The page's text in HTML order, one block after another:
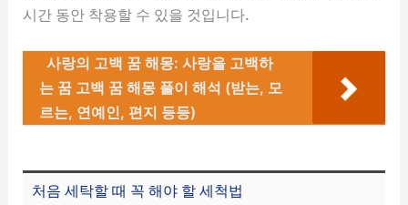
시간 동안 착용할 수 있을 것입니다.
사랑의 고백 꿈 해몽: 사랑을 고백하
는 꿈 고백 꿈 해몽 풀이 해석 (받는, 모
르는, 연예인, 편지 등등)
처음 세탁할 때 꼭 해야 할 세척법